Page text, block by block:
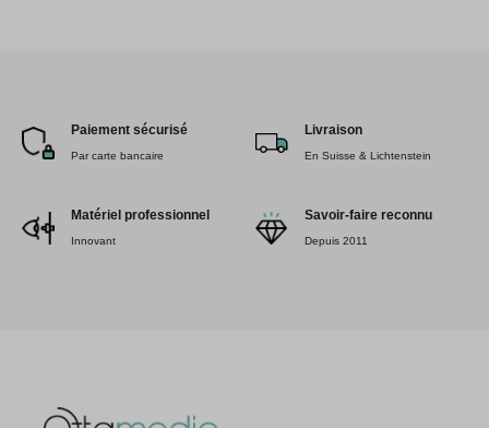
Paiement sécurisé
Par carte bancaire
Livraison
En Suisse & Lichtenstein
Matériel professionnel
Innovant
Savoir-faire reconnu
Depuis 2011